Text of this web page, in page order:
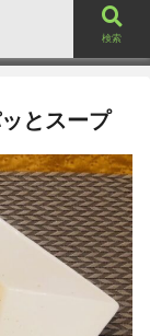
とスープ
検索